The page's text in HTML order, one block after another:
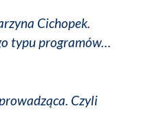
Cichopek.
typu programów…
Czyli